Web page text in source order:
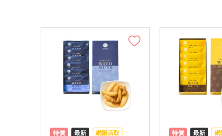
特價 最新 網購店取 特價 最新 網